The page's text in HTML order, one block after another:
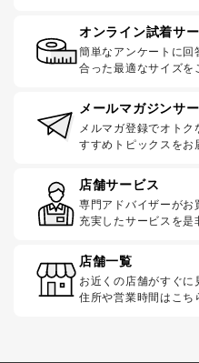
オンライン試着サ
簡単なアンケートに回
合った最適なサイズを
メールマガジンサ
メルマガ登録でオト
すすめトピックスをお
店舗サービス
専門アドバイザーがお
充実したサービスを是
店舗一覧
お近くの店舗がすぐに
住所や営業時間はこち